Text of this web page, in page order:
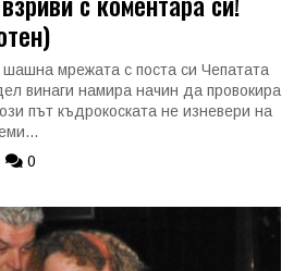
мрежата с поста си Чепатата
винаги намира начин да провокира
път къдрокоската не изневери на
0